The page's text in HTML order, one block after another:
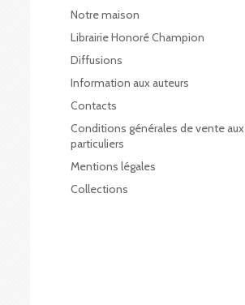
Notre maison
Librairie Honoré Champion
Diffusions
Information aux auteurs
Contacts
Conditions générales de vente aux
particuliers
Mentions légales
Collections